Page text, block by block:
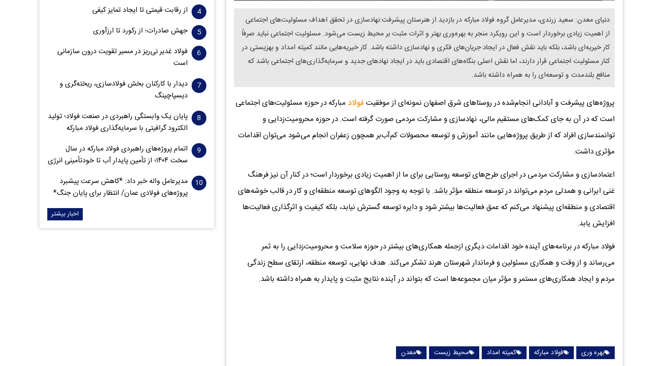
دنیای معدن: سعید زرندی، مدیرعامل گروه فولاد مبارکه در بازدید از هنرستان پیشرفت:نهادسازی در تحقق اهداف مسئولیت‌های اجتماعی
از اهمیت زیادی برخوردار است و این رویکرد منجر به بهره‌وری بهتر و اثرات مثبت بر محیط زیست می‌شود. مسئولیت اجتماعی نباید صرفاً
کار خیریه‌ای باشد، بلکه باید نقش فعال در ایجاد جریان‌های فکری و نهادسازی داشته باشد. کار خیریه‌هایی مانند کمیته امداد و بهزیستی در
کنار مسئولیت اجتماعی قرار دارند، اما نقش اصلی بنگاه‌های اقتصادی باید در ایجاد نهادهای جدید و سرمایه‌گذاری‌های اجتماعی باشد که
منافع بلندمدت و توسعه‌ای را به همراه داشته باشد.
پروژه‌های پیشرفت و آبادانی انجام‌شده در روستاهای شرق اصفهان نمونه‌ای از موفقیت فولاد مبارکه در حوزه مسئولیت‌های اجتماعی
است که در آن به جای کمک‌های مستقیم مالی، نهادسازی و مشارکت مردمی صورت گرفته است. در حوزه محرومیت‌زدایی و
توانمندسازی افراد که از طریق پروژه‌هایی مانند آموزش و توسعه محصولات کم‌آب‌بر همچون زعفران انجام می‌شود می‌توان اقدامات
مؤثری داشت.
اعتمادسازی و مشارکت مردمی در اجرای طرح‌های توسعه روستایی برای ما از اهمیت زیادی برخوردار است؛ در کنار آن نیز فرهنگ
غنی ایرانی و همدلی مردم می‌تواند در توسعه منطقه مؤثر باشد. با توجه به وجود الگوهای توسعه منطقه‌ای و کار در قالب خوشه‌های
اقتصادی و منطقه‌ای پیشنهاد می‌کنم که عمق فعالیت‌ها بیشتر شود و دایره توسعه گسترش نیابد، بلکه کیفیت و اثرگذاری فعالیت‌ها
افزایش یابد.
فولاد مبارکه در برنامه‌های آینده خود اقدامات دیگری ازجمله همکاری‌های بیشتر در حوزه سلامت و محرومیت‌زدایی را به ثمر
می‌رساند و از وقت و همکاری مسئولین و فرماندار شهرستان هرند تشکر می‌کند. هدف نهایی، توسعه منطقه، ارتقای سطح زندگی
مردم و ایجاد همکاری‌های مستمر و مؤثر میان مجموعه‌ها است که بتواند در آینده نتایج مثبت و پایدار به همراه داشته باشد.
بهره وری فولاد مبارکه کمیته امداد محیط زیست معدن
از رقابت قیمتی تا ایجاد تمایز کیفی
جهش صادرات؛ از رکورد تا ارزآوری
فولاد غدیر نی‌ریز در مسیر تقویت درون سازمانی
است
دیدار با کارکنان بخش فولادسازی، ریخته‌گری و
دیسپاچینگ
پایان یک وابستگی راهبردی در صنعت فولاد؛ تولید
الکترود گرافیتی با سرمایه‌گذاری فولاد مبارکه
اتمام پروژه‌های راهبردی فولاد مبارکه در سال
سخت ۱۴۰۴؛ از تأمین پایدار آب تا خودتأمینی انرژی
مدیرعامل واله خبر داد: *کاهش سرعت پیشبرد
پروژه‌های فولادی عمان/ انتظار برای پایان جنگ*
اخبار بیشتر